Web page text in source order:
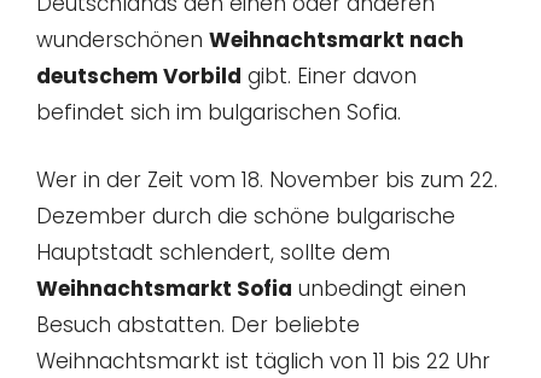
wunderschönen Weihnachtsmarkt nach
deutschem Vorbild gibt. Einer davon
befindet sich im bulgarischen Sofia.
Wer in der Zeit vom 18. November bis zum 22.
Dezember durch die schöne bulgarische
Hauptstadt schlendert, sollte dem
Weihnachtsmarkt Sofia unbedingt einen
Besuch abstatten. Der beliebte
Weihnachtsmarkt ist täglich von 11 bis 22 Uhr